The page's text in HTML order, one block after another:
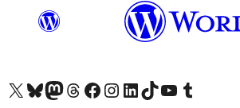
Visit our X (formerly Twitter) account
Visit our Bluesky account
Επισκεφθείτε τον λογαριασμό μας στο Mastodon
Visit our Threads account
Επισκεφτείτε τη σελίδα μας στο Facebook
Επισκεφθείτε τον λογαριασμό μας Instagram
Επισκεφθείτε τον λογαριασμό μας LinkedIn
Visit our TikTok account
Visit our YouTube channel
Visit our Tumblr account